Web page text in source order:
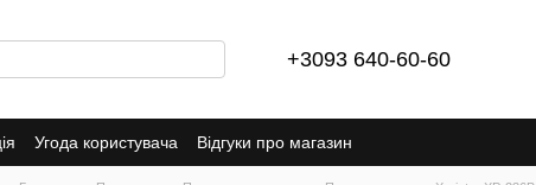
+3093 640-60-60
Угода користувача Відгуки про магазин